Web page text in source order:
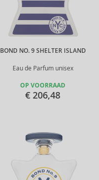
BOND NO. 9 SHELTER ISLAND
Eau de Parfum unisex
OP VOORRAAD
€ 206,48